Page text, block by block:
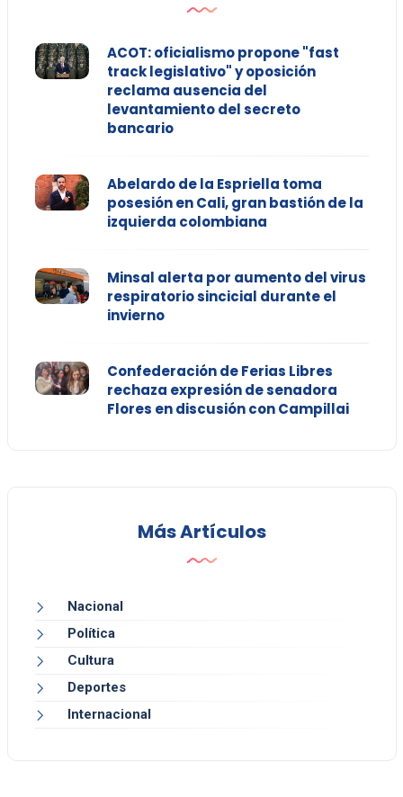
ACOT: oficialismo propone "fast
track legislativo" y oposición
reclama ausencia del
levantamiento del secreto
bancario
Abelardo de la Espriella toma
posesión en Cali, gran bastión de la
izquierda colombiana
Minsal alerta por aumento del virus
respiratorio sincicial durante el
invierno
Confederación de Ferias Libres
rechaza expresión de senadora
Flores en discusión con Campillai
Más Artículos
Nacional
Política
Cultura
Deportes
Internacional